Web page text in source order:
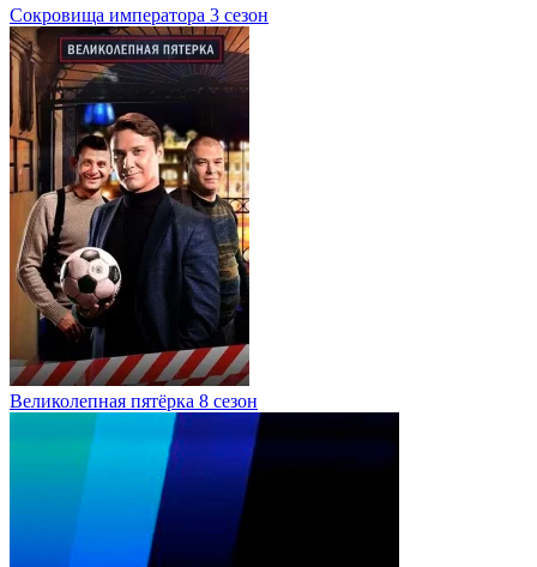
Сокровища императора 3 сезон
Великолепная пятёрка 8 сезон